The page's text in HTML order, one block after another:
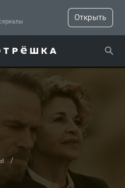
фильмы и сериалы
Открыть
/